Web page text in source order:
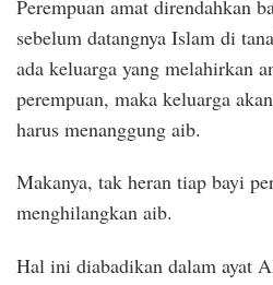
Perempuan amat direndahkan
sebelum datangnya Islam di
ada keluarga yang melahirkan
perempuan, maka keluarga
harus menanggung aib.
Makanya, tak heran tiap bayi
menghilangkan aib.
Hal ini diabadikan dalam ayat